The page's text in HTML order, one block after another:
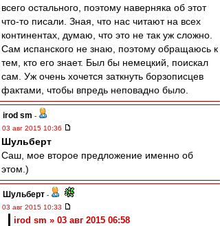
всего остального, поэтому наверняка об этот
что-то писали. Зная, что нас читают на всех
континентах, думаю, что это не так уж сложно.
Сам испанского не знаю, поэтому обращаюсь к
тем, кто его знает. Был бы немецкий, поискал
сам. Уж очень хочется заткнуть борзописцев
фактами, чтобы впредь неповадно было.
irod sm -
03 авг 2015 10:36
Шульберт
Саш, мое второе предложение именно об
этом.)
Шульберт -
03 авг 2015 10:33
irod sm » 03 авг 2015 06:58